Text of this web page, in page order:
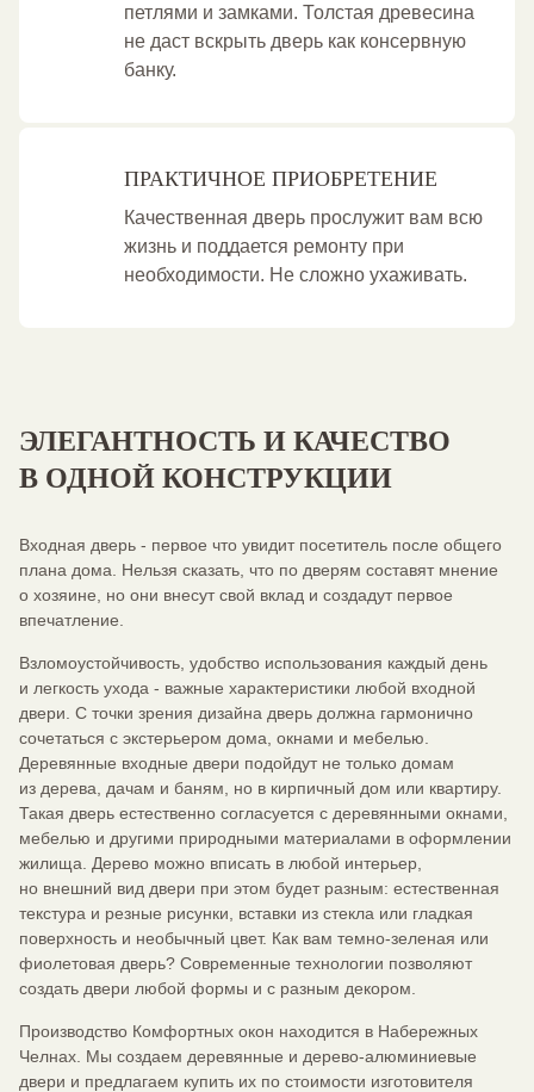
петлями и замками. Толстая древесина
не даст вскрыть дверь как консервную
банку.
ПРАКТИЧНОЕ ПРИОБРЕТЕНИЕ
Качественная дверь прослужит вам всю
жизнь и поддается ремонту при
необходимости. Не сложно ухаживать.
ЭЛЕГАНТНОСТЬ И КАЧЕСТВО
В ОДНОЙ КОНСТРУКЦИИ
Входная дверь - первое что увидит посетитель после общего
плана дома. Нельзя сказать, что по дверям составят мнение
о хозяине, но они внесут свой вклад и создадут первое
впечатление.
Взломоустойчивость, удобство использования каждый день
и легкость ухода - важные характеристики любой входной
двери. С точки зрения дизайна дверь должна гармонично
сочетаться с экстерьером дома, окнами и мебелью.
Деревянные входные двери подойдут не только домам
из дерева, дачам и баням, но в кирпичный дом или квартиру.
Такая дверь естественно согласуется с деревянными окнами,
мебелью и другими природными материалами в оформлении
жилища. Дерево можно вписать в любой интерьер,
но внешний вид двери при этом будет разным: естественная
текстура и резные рисунки, вставки из стекла или гладкая
поверхность и необычный цвет. Как вам темно-зеленая или
фиолетовая дверь? Современные технологии позволяют
создать двери любой формы и с разным декором.
Производство Комфортных окон находится в Набережных
Челнах. Мы создаем деревянные и дерево-алюминиевые
двери и предлагаем купить их по стоимости изготовителя